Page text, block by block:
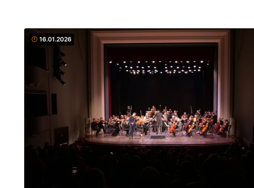
16.01.2026